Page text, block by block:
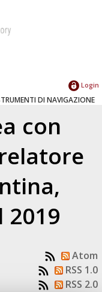
Login
DI NAVIGAZIONE
con
,
2019
Atom
RSS 1.0
RSS 2.0